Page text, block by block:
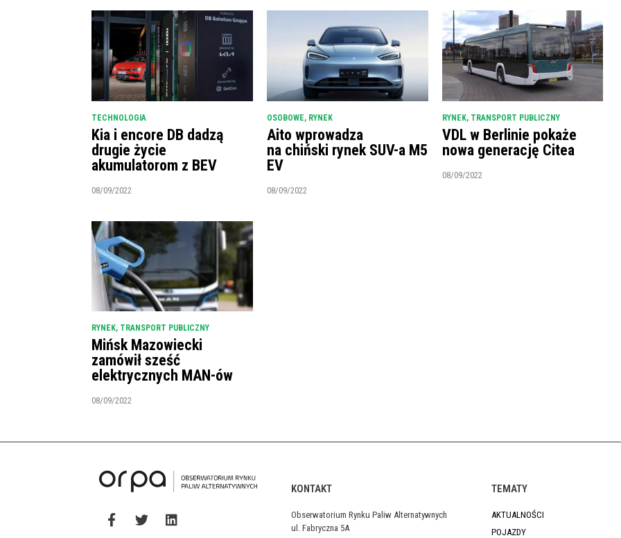
TECHNOLOGIA
Kia i encore DB dadzą
drugie życie
akumulatorom z BEV
08/09/2022
OSOBOWE, RYNEK
Aito wprowadza
na chiński rynek SUV-a M5
EV
08/09/2022
RYNEK, TRANSPORT PUBLICZNY
VDL w Berlinie pokaże
nowa generację Citea
08/09/2022
RYNEK, TRANSPORT PUBLICZNY
Mińsk Mazowiecki
zamówił sześć
elektrycznych MAN-ów
08/09/2022
KONTAKT
Obserwatorium Rynku Paliw Alternatywnych
ul. Fabryczna 5A
TEMATY
AKTUALNOŚCI
POJAZDY